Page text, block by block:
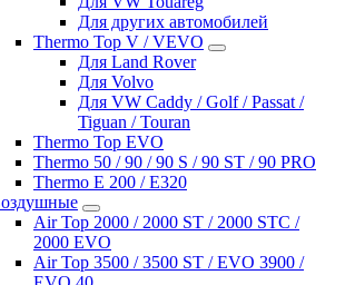
Для других автомобилей
Thermo Top V / VEVO
Для Land Rover
Для Volvo
Для VW Caddy / Golf / Passat /
Tiguan / Touran
Thermo Top EVO
Thermo 50 / 90 / 90 S / 90 ST / 90 PRO
Thermo E 200 / E320
Air Top 2000 / 2000 ST / 2000 STC /
2000 EVO
Air Top 3500 / 3500 ST / EVO 3900 /